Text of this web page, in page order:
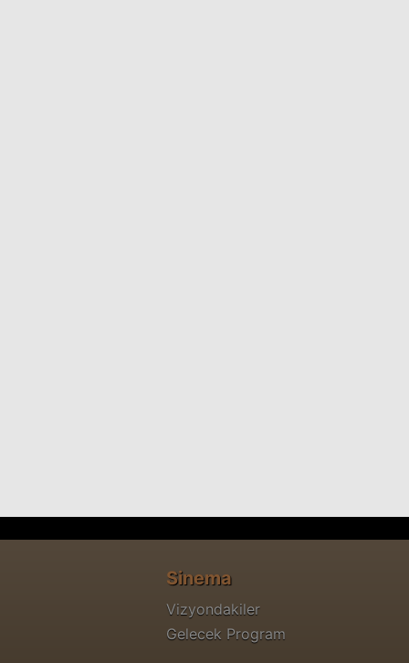
Sinema
Vizyondakiler
Gelecek Program